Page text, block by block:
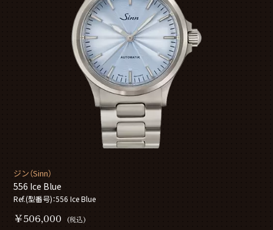
ジン（Sinn）
556 Ice Blue
Ref.(型番号)：556 Ice Blue
￥506,000 (税込)